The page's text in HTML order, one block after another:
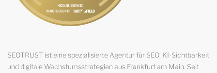
SEOTRUST ist eine spezialisierte Agentur für SEO, KI-Sichtbarkeit
und digitale Wachstumsstrategien aus Frankfurt am Main. Seit